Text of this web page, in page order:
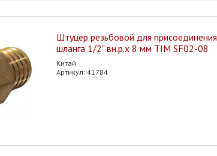
Штуцер резьбовой для присоединения
шланга 1/2" вн.р.х 8 мм TIM SF02-08
Китай
Артикул: 41784